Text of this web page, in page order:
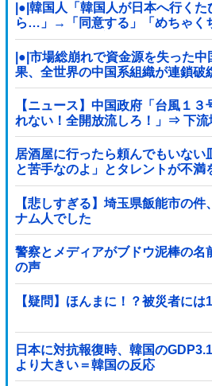
|●|韓国人「韓国人が日本へ行く
ら…」→「同意する」「めちゃく
ﾙ」＝韓国の反応
|●|市場総崩れで資金源を失った
果、全世界の中国系組織が連鎖
【ニュース】中国政府「台風１
れない！全開放流しろ！」⇒ 下流
ｗｗｗ
居酒屋に行ったら頼んでもいない
と苦手なのよ」とタレントが不
【悲しすぎる】埼玉県飯能市の件
ナム人でした
警察とメディアがブドウ泥棒の名
の声
【疑問】ほんまに！？被災者には
日本に対抗報復時、韓国の
より大きい＝韓国の反応